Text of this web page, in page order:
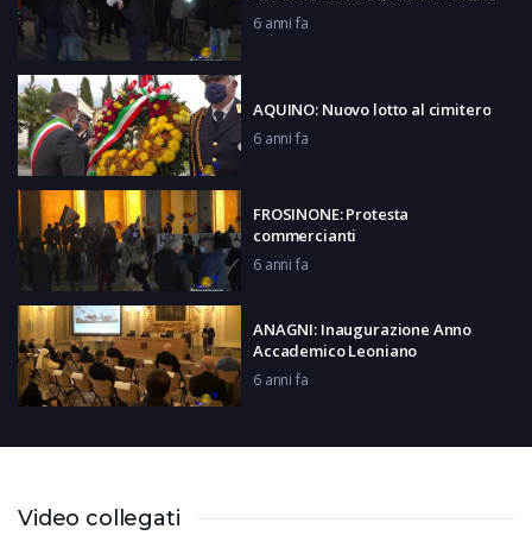
6 anni fa
AQUINO: Nuovo lotto al cimitero
6 anni fa
FROSINONE: Protesta
commercianti
6 anni fa
ANAGNI: Inaugurazione Anno
Accademico Leoniano
6 anni fa
Video collegati